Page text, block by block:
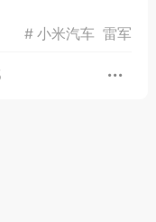
经视角
#小米汽车 雷军